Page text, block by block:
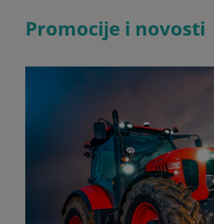
Promocije i novosti